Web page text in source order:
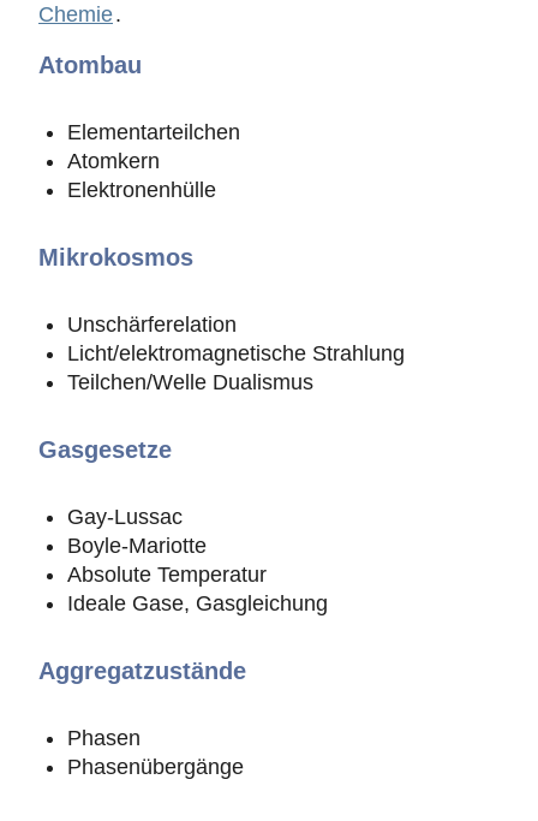
Chemie.
Atombau
Elementarteilchen
Atomkern
Elektronenhülle
Mikrokosmos
Unschärferelation
Licht/elektromagnetische Strahlung
Teilchen/Welle Dualismus
Gasgesetze
Gay-Lussac
Boyle-Mariotte
Absolute Temperatur
Ideale Gase, Gasgleichung
Aggregatzustände
Phasen
Phasenübergänge